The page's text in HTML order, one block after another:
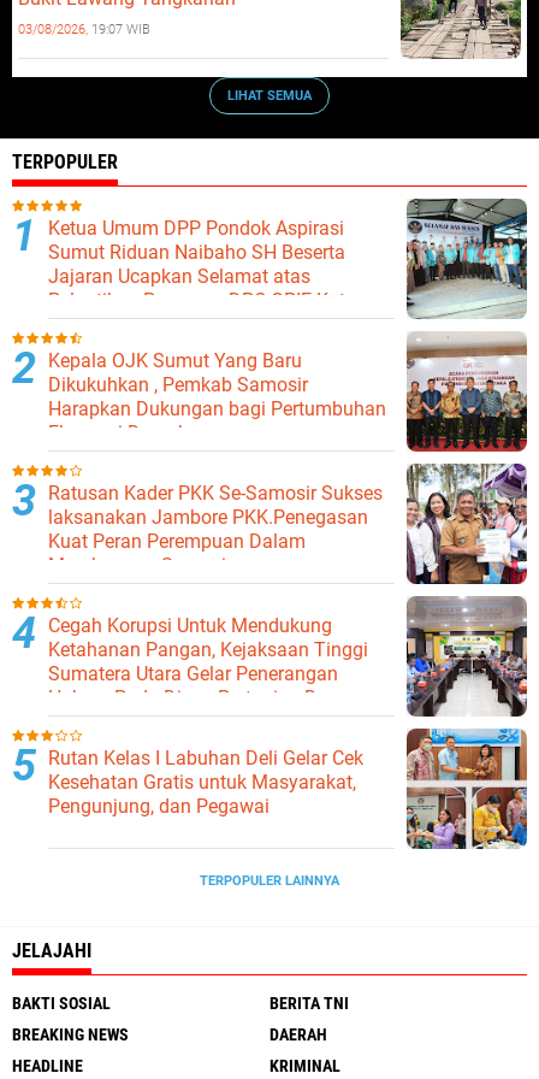
03/08/2026, 19:07 WIB
LIHAT SEMUA
TERPOPULER
Ketua Umum DPP Pondok Aspirasi
Sumut Riduan Naibaho SH Beserta
Jajaran Ucapkan Selamat atas
Pelantikan Pengurus DPC GPIE Kota
Binjai
Kepala OJK Sumut Yang Baru
Dikukuhkan , Pemkab Samosir
Harapkan Dukungan bagi Pertumbuhan
Ekonomi Daerah
Ratusan Kader PKK Se-Samosir Sukses
laksanakan Jambore PKK.Penegasan
Kuat Peran Perempuan Dalam
Membangun Samosir.
Cegah Korupsi Untuk Mendukung
Ketahanan Pangan, Kejaksaan Tinggi
Sumatera Utara Gelar Penerangan
Hukum Pada Dinas Pertanian Dan
Ketahanan Pangan
Rutan Kelas I Labuhan Deli Gelar Cek
Kesehatan Gratis untuk Masyarakat,
Pengunjung, dan Pegawai
TERPOPULER LAINNYA
JELAJAHI
BAKTI SOSIAL
BERITA TNI
BREAKING NEWS
DAERAH
HEADLINE
KRIMINAL